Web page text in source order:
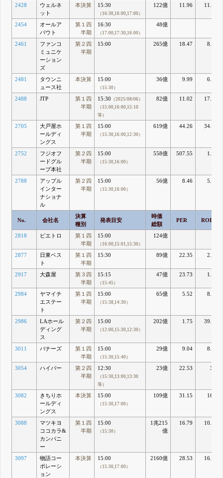
2428
ウェルネ
ット
本決算 15:30
（16:30,16:00,17:00）
122億 11.96 11.19
2454
オールア
バウト
第１四
半期
16:30
（17:00,17:30,16:00）
48億
2461
ファンコ
ミュニケ
ーション
ズ
第２四
半期
15:00 265億 18.47 8.83
2481
タウンニ
ュース社
本決算 15:00
（15:30）
36億 9.99 6.45
2488 JTP
第１四
半期
15:30 （2025/08/06）
（15:00,16:00,15:10
等）
82億 11.02 17.29
2705
大戸屋ホ
ールディ
ングス
第１四
半期
15:00
（15:30,16:00,12:30）
619億 44.26 34.05
2752
フジオフ
ードグル
ープ本社
第２四
半期
15:00
（15:30,16:00）
558億 507.55 1.26
2788
アップル
インター
ナショナ
ル
第２四
半期
15:00
（15:30,16:00）
56億 8.46 5.85
No. 会社名
決算
種別
発表目安
時価
総額
PER ROE
2818 ピエトロ
第１四
半期
15:00
（16:00,15:01,15:30）
124億
2877
日東ベス
ト
第１四
半期
15:30 89億 22.35 2.39
2917 大森屋
第３四
半期
15:15
（15:45）
47億 23.73 1.68
2984
ヤマイチ
エステー
ト
第１四
半期
15:00
（15:38,14:30）
65億 5.52 8.39
2986
LAホール
ディング
ス
第２四
半期
15:00
（12:00,15:30,12:30）
202億 1.75 39.87
3011 バナーズ
第１四
半期
15:00
（15:30,15:40）
29億 9.04 8.81
3054 ハイパー
第２四
半期
12:30
（15:30,13:00,13:30
等）
23億 22.53 3.3
3082
きちりホ
ールディ
ングス
本決算 15:00
（15:30,17:00）
109億 31.15 16.7
3088
マツキヨ
ココカラ&
カンパニ
ー
第１四
半期
15:00
（15:30）
1兆215
億
16.79 10.86
3097
物語コー
ポレーシ
ョン
本決算 15:00
（15:30,17:00）
2160億 28.53 16.77